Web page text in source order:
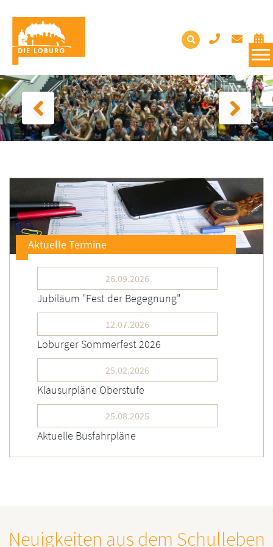
Aktuelle Termine
26.09.2026
Jubiläum "Fest der Begegnung"
12.07.2026
Loburger Sommerfest 2026
25.02.2026
Klausurpläne Oberstufe
25.08.2025
Aktuelle Busfahrpläne
Neuigkeiten aus dem Schulleben